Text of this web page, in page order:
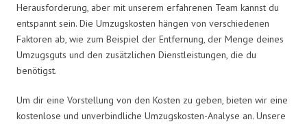
Herausforderung, aber mit unserem erfahrenen Team kannst du
entspannt sein. Die Umzugskosten hängen von verschiedenen
Faktoren ab, wie zum Beispiel der Entfernung, der Menge deines
Umzugsguts und den zusätzlichen Dienstleistungen, die du
benötigst.
Um dir eine Vorstellung von den Kosten zu geben, bieten wir eine
kostenlose und unverbindliche Umzugskosten-Analyse an. Unsere